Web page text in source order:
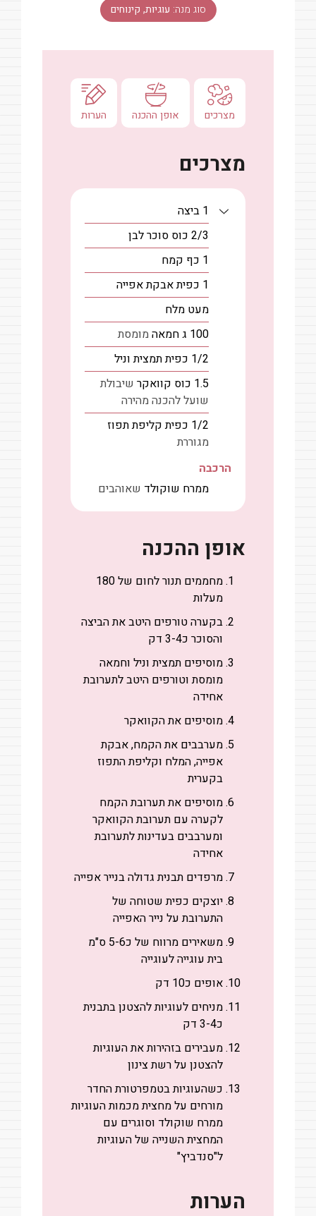
סוג מנה: עוגיות, קינוחים
מצרכים אופן ההכנה הערות
מצרכים
1 ביצה
2/3 כוס סוכר לבן
1 כף קמח
1 כפיתאבקת אפייה
מעט מלח
100 גחמאהמומסת
1/2 כפיתתמצית וניל
1.5 כוס קוואקר שיבולת
שועל להכנה מהירה
1/2 כפית קליפת תפוז
מגוררת
הרכבה
ממרח שוקולד שאוהבים
אופן ההכנה
מחממים תנור לחום של 180
מעלות
בקערה טורפים היטב את הביצה
והסוכר כ3-4 דק
מוסיפים תמצית וניל וחמאה
מומסת וטורפים היטב לתערובת
אחידה
מוסיפים את הקוואקר
מערבבים את הקמח, אבקת
אפייה, המלח וקליפת התפוז
בקערית
מוסיפים את תערובת הקמח
לקערה עם תערובת הקוואקר
ומערבבים בעדינות לתערובת
אחידה
מרפדים תבנית גדולה בנייר אפייה
יוצקים כפית שטוחה של
התערובת על נייר האפייה
משאירים מרווח של כ5-6 ס"מ
בית עוגייה לעוגייה
אופים כ10 דק
מניחים לעוגיות להצטנן בתבנית
כ3-4 דק
מעבירים בזהירות את העוגיות
להצטנן על רשת צינון
כשהעוגיות בטמפרטורת החדר
מורחים על מחצית מכמות העוגיות
ממרח שוקולד וסוגרים עם
המחצית השנייה של העוגיות
ל"סנדביץ"
הערות